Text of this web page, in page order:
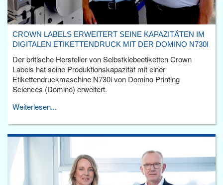
CROWN LABELS ERWEITERT SEINE KAPAZITÄTEN IM
DIGITALEN ETIKETTENDRUCK MIT DER DOMINO N730I
Der britische Hersteller von Selbstklebeetiketten Crown
Labels hat seine Produktionskapazität mit einer
Etikettendruckmaschine N730i von Domino Printing
Sciences (Domino) erweitert.
Weiterlesen...